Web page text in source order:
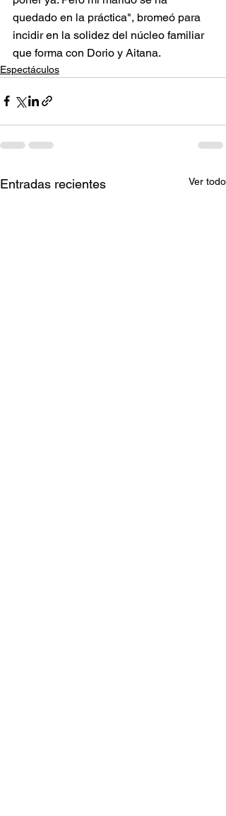
quedado en la práctica", bromeó para
incidir en la solidez del núcleo familiar
que forma con Dorio y Aitana.
Espectáculos
Entradas recientes Ver todo